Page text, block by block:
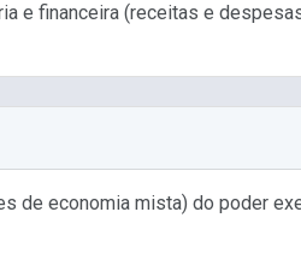
e financeira (receitas e
de economia mista) do poder